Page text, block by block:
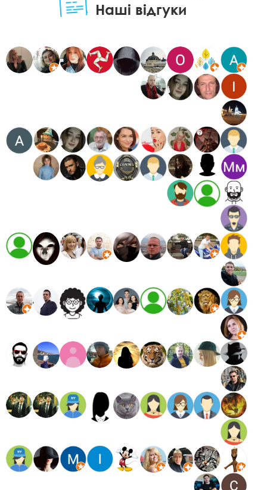
Наші відгуки